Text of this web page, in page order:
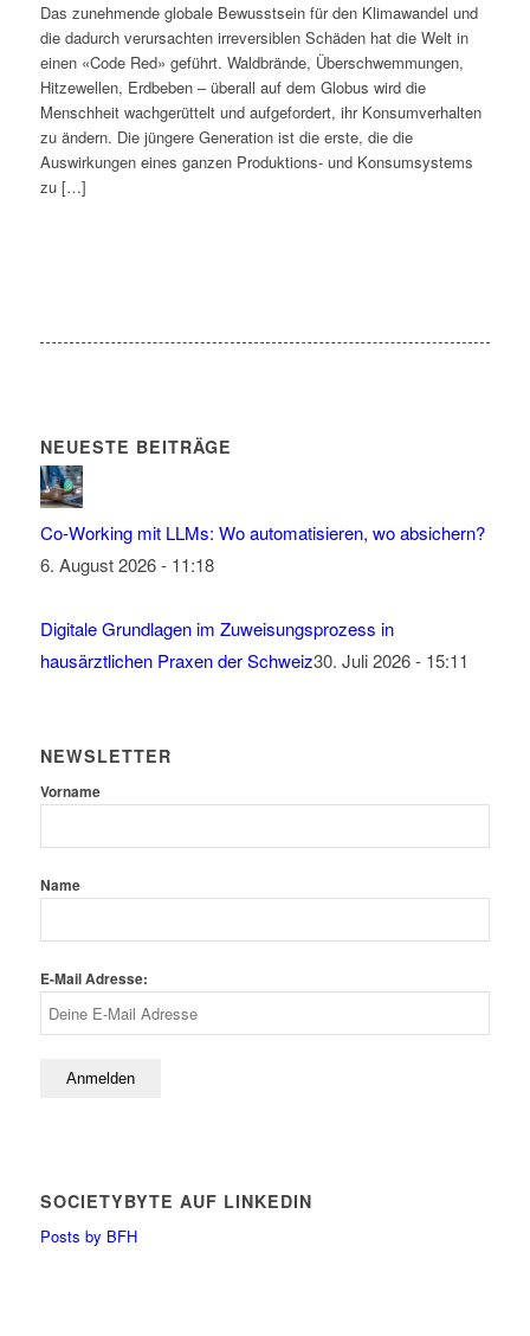
Das zunehmende globale Bewusstsein für den Klimawandel und
die dadurch verursachten irreversiblen Schäden hat die Welt in
einen «Code Red» geführt. Waldbrände, Überschwemmungen,
Hitzewellen, Erdbeben – überall auf dem Globus wird die
Menschheit wachgerüttelt und aufgefordert, ihr Konsumverhalten
zu ändern. Die jüngere Generation ist die erste, die die
Auswirkungen eines ganzen Produktions- und Konsumsystems
zu […]
NEUESTE BEITRÄGE
Co-Working mit LLMs: Wo automatisieren, wo absichern?
6. August 2026 - 11:18
Digitale Grundlagen im Zuweisungsprozess in
hausärztlichen Praxen der Schweiz30. Juli 2026 - 15:11
NEWSLETTER
Vorname
Name
E-Mail Adresse:
SOCIETYBYTE AUF LINKEDIN
Posts by BFH